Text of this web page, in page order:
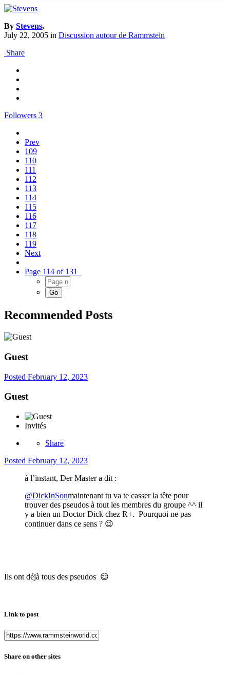
By Stevens,
July 22, 2005 in Discussion autour de Rammstein
Share
Followers 3
Prev
109
110
111
112
113
114
115
116
117
118
119
Next
Page 114 of 131
Recommended Posts
Guest
Posted February 12, 2023
Guest
Invités
Share
Posted February 12, 2023
à l’instant, Der Master a dit :
@DickInSonmaintenant tu va te casser la tête pour
trouver des pseudos à tout les membres du groupe ^^ il
y a bien un Doctor Dick chez R+. Pourquoi ne pas
continuer dans ce sens ? 😉
Ils ont déjà tous des pseudos 😌
Link to post
Share on other sites